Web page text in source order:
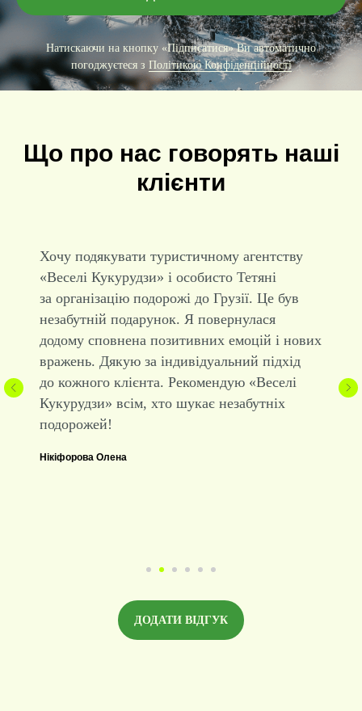
Натискаючи на кнопку «Підписатися» Ви автоматично
погоджуєтеся зПолітикою Конфіденційності
Що про нас говорять наші
клієнти
Найкраще туристичне бюро! Їздили з ними
в Одесу, було просто неймовірно!
Катакомби, кіностудія, дельфінарій,
етнопарк, рафтинг — кожна екскурсія
запам’яталася на все життя. З
і комфортно! Вже плануємо наступну
ДОДАТИ ВІДГУК